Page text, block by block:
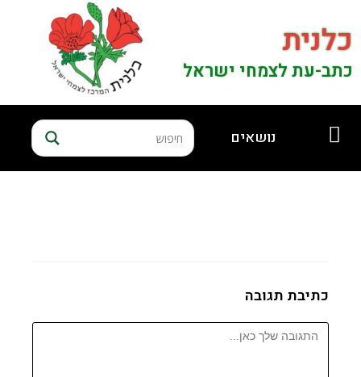
כלנית
כתב-עת לצמחי ישראל
נושאים
כתיבת תגובה